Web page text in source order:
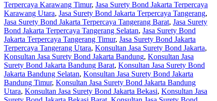
Terpercaya Karawang Timur, Jasa Surety Bond Jakarta Terpercaya
Karawang Utara, Jasa Surety Bond Jakarta Terpercaya Tangerang,
Jasa Surety Bond Jakarta Terpercaya Tangerang Barat, Jasa Surety
Bond Jakarta Terpercaya Tangerang Selatan, Jasa Surety Bond
Jakarta Terpercaya Tangerang Timur, Jasa Surety Bond Jakarta
Terpercaya Tangerang Utara, Konsultan Jasa Surety Bond Jakarta,
Konsultan Jasa Surety Bond Jakarta Bandung, Konsultan Jasa
Surety Bond Jakarta Bandung Barat, Konsultan Jasa Surety Bond
Jakarta Bandung Selatan, Konsultan Jasa Surety Bond Jakarta
Bandung Timur, Konsultan Jasa Surety Bond Jakarta Bandung
Utara, Konsultan Jasa Surety Bond Jakarta Bekasi, Konsultan Jasa